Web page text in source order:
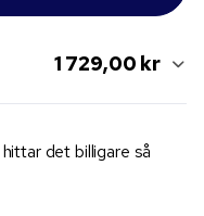
1 729,00 kr
det billigare så